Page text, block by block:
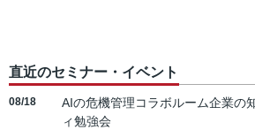
直近のセミナー・イベント
08/18
AIの危機管理コラボルーム企業の
ィ勉強会